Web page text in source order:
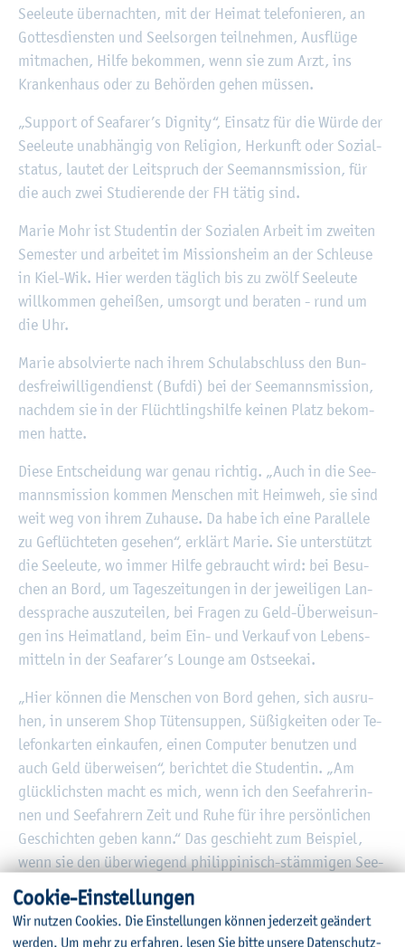
See­leu­te über­nach­ten, mit der Hei­mat te­le­fo­nie­ren, an
Got­tes­diens­ten und Seel­sor­gen teil­neh­men, Aus­flü­ge
mit­ma­chen, Hilfe be­kom­men, wenn sie zum Arzt, ins
Kran­ken­haus oder zu Be­hör­den gehen müs­sen.
„Sup­port of Seafa­rer’s Di­gni­ty“, Ein­satz für die Würde der
See­leu­te un­ab­hän­gig von Re­li­gi­on, Her­kunft oder So­zi­al­
sta­tus, lau­tet der Leit­spruch der See­manns­mis­si­on, für
die auch zwei Stu­die­ren­de der FH tätig sind.
Marie Mohr ist Stu­den­tin der So­zia­len Ar­beit im zwei­ten
Se­mes­ter und ar­bei­tet im Mis­si­ons­heim an der Schleu­se
in Kiel-Wik. Hier wer­den täg­lich bis zu zwölf See­leu­te
will­kom­men ge­hei­ßen, um­sorgt und be­ra­ten - rund um
die Uhr.
Marie ab­sol­vier­te nach ihrem Schul­ab­schluss den Bun­
des­frei­wil­li­gen­dienst (Bufdi) bei der See­manns­mis­si­on,
nach­dem sie in der Flücht­lings­hil­fe kei­nen Platz be­kom­
men hatte.
Diese Ent­schei­dung war genau rich­tig. „Auch in die See­
manns­mis­si­on kom­men Men­schen mit Heim­weh, sie sind
weit weg von ihrem Zu­hau­se. Da habe ich eine Par­al­le­le
zu Ge­flüch­te­ten ge­se­hen“, er­klärt Marie. Sie un­ter­stützt
die See­leu­te, wo immer Hilfe ge­braucht wird: bei Be­su­
chen an Bord, um Ta­ges­zei­tun­gen in der je­wei­li­gen Lan­
des­spra­che aus­zu­tei­len, bei Fra­gen zu Geld-Über­wei­sun­
gen ins Hei­mat­land, beim Ein- und Ver­kauf von Le­bens­
mit­teln in der Seafa­rer’s Lounge am Ost­see­kai.
„Hier kön­nen die Men­schen von Bord gehen, sich aus­ru­
hen, in un­se­rem Shop Tü­ten­sup­pen, Sü­ßig­kei­ten oder Te­
le­fon­kar­ten ein­kau­fen, einen Com­pu­ter be­nut­zen und
auch Geld über­wei­sen“, be­rich­tet die Stu­den­tin. „Am
glück­lichs­ten macht es mich, wenn ich den See­fah­re­rin­
nen und See­fah­rern Zeit und Ruhe für ihre per­sön­li­chen
Ge­schich­ten geben kann.“ Das ge­schieht zum Bei­spiel,
wenn sie den über­wie­gend phil­ip­pi­nisch-stäm­mi­gen See­
leu­ten hilft, Geld an Fa­mi­lie oder Freun­de zu über­wei­sen
und er­fährt, für wen die Un­ter­stüt­zung ge­dacht ist.
„Sonst ar­bei­ten sie immer nur, bei mir be­kom­men sie Ver­
Coo­kie-Ein­stel­lun­gen
Wir nut­zen Coo­kies. Die Ein­stel­lun­gen kön­nen je­der­zeit ge­än­dert
wer­den. Um mehr zu er­fah­ren, lesen Sie bitte un­se­re Da­ten­schut­z­